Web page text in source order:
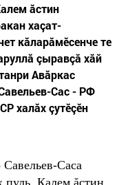
ăстин
хаçат-
кăларăмӗсенче те
çыравçă хăй
Авăркас
Сас - РФ
халăх çутӗçӗн
Саса
Калем ăстин